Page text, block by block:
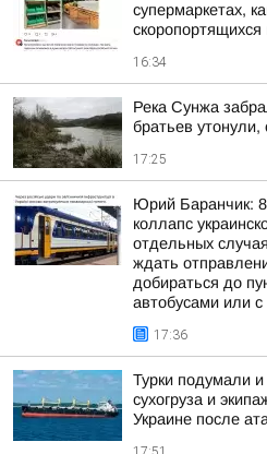
супермаркетах,
скоропортящихся
16:34
Река Сунжа
братьев утонули,
17:25
Юрий Баранчик:
коллапс
отдельных
ждать
добираться до
автобусами или
17:36
Турки подумали
сухогруза и
Украине после